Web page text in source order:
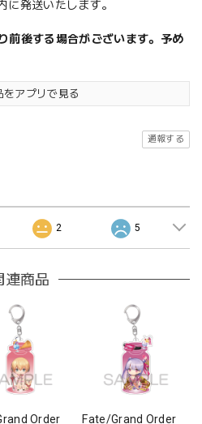
に発送いたします。
前後する場合がございます。予め
をアプリで見る
通報する
2 5
連商品
Order
Fate/Grand Order